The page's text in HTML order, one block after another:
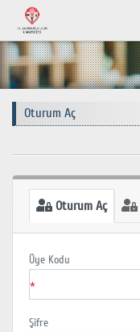
Oturum Aç
Oturum Aç
Üye Kodu
*
Şifre